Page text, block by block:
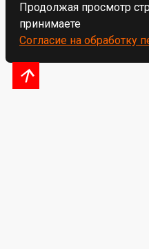
Продолжая просмотр
принимаете
Согласие на обработку